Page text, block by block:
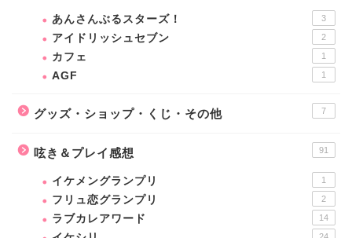
あんさんぶるスターズ！ 3
アイドリッシュセブン 2
カフェ 1
AGF 1
グッズ・ショップ・くじ・その他 7
呟き＆プレイ感想 91
イケメングランプリ 1
フリュ恋グランプリ 2
ラブカレアワード 14